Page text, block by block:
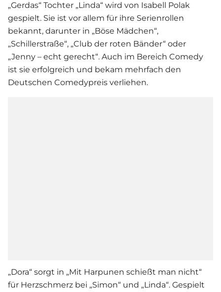
„Gerdas“ Tochter „Linda“ wird von Isabell Polak
gespielt. Sie ist vor allem für ihre Serienrollen
bekannt, darunter in „Böse Mädchen“,
„Schillerstraße“, „Club der roten Bänder“ oder
„Jenny – echt gerecht“. Auch im Bereich Comedy
ist sie erfolgreich und bekam mehrfach den
Deutschen Comedypreis verliehen.
„Dora“ sorgt in „Mit Harpunen schießt man nicht“
für Herzschmerz bei „Simon“ und „Linda“. Gespielt